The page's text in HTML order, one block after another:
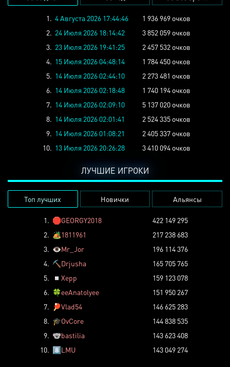
1. 4 Августа 2026 17:44:46
1 936 969 очков
2. 24 Июля 2026 18:14:42
3 852 059 очков
3. 23 Июля 2026 19:41:25
2 457 532 очков
4. 15 Июля 2026 04:48:14
1 784 450 очков
5. 14 Июля 2026 02:44:10
2 273 481 очков
6. 14 Июля 2026 02:18:48
1 740 194 очков
7. 14 Июля 2026 02:09:10
5 137 020 очков
8. 14 Июля 2026 02:01:41
2 524 335 очков
9. 14 Июля 2026 01:08:21
2 405 337 очков
10. 13 Июля 2026 20:26:28 3 410 094 очков
ЛУЧШИЕ ИГРОКИ
Топ лучших Новички Альянсы
1. 🛑GEORGY2018
422 149 295
2. 🏕️1811961
217 238 683
3. 👁️Mr_Jor
196 114 376
4. ⛏️ Drjusha
165 705 765
5.
◽ Xepp
159 123 078
6. 🍀eeAnatolyee
151 950 267
7.
🏓Vlad54
146 625 283
8. 🎓OvCore
144 838 535
9. 🐨bastilia
143 623 408
10. 8️⃣LMU 143 049 274